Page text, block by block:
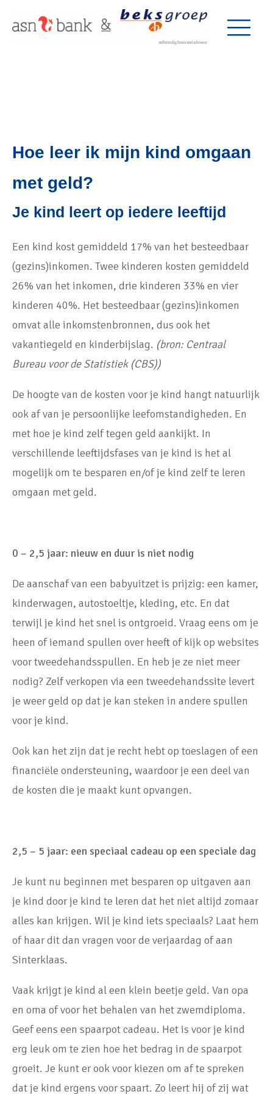
Hoe leer ik mijn kind omgaan
met geld?
Je kind leert op iedere leeftijd
Een kind kost gemiddeld 17% van het besteedbaar
(gezins)inkomen. Twee kinderen kosten gemiddeld
26% van het inkomen, drie kinderen 33% en vier
kinderen 40%. Het besteedbaar (gezins)inkomen
omvat alle inkomstenbronnen, dus ook het
vakantiegeld en kinderbijslag. (bron: Centraal
Bureau voor de Statistiek (CBS))
De hoogte van de kosten voor je kind hangt natuurlijk
ook af van je persoonlijke leefomstandigheden. En
met hoe je kind zelf tegen geld aankijkt. In
verschillende leeftijdsfases van je kind is het al
mogelijk om te besparen en/of je kind zelf te leren
omgaan met geld.
0 – 2,5 jaar: nieuw en duur is niet nodig
De aanschaf van een babyuitzet is prijzig: een kamer,
kinderwagen, autostoeltje, kleding, etc. En dat
terwijl je kind het snel is ontgroeid. Vraag eens om je
heen of iemand spullen over heeft of kijk op websites
voor tweedehandsspullen. En heb je ze niet meer
nodig? Zelf verkopen via een tweedehandssite levert
je weer geld op dat je kan steken in andere spullen
voor je kind.
Ook kan het zijn dat je recht hebt op toeslagen of een
financiële ondersteuning, waardoor je een deel van
de kosten die je maakt kunt opvangen.
2,5 – 5 jaar: een speciaal cadeau op een speciale dag
Je kunt nu beginnen met besparen op uitgaven aan
je kind door je kind te leren dat het niet altijd zomaar
alles kan krijgen. Wil je kind iets speciaals? Laat hem
of haar dit dan vragen voor de verjaardag of aan
Sinterklaas.
Vaak krijgt je kind al een klein beetje geld. Van opa
en oma of voor het behalen van het zwemdiploma.
Geef eens een spaarpot cadeau. Het is voor je kind
erg leuk om te zien hoe het bedrag in de spaarpot
groeit. Je kunt er ook voor kiezen om af te spreken
dat je kind ergens voor spaart. Zo leert hij of zij wat